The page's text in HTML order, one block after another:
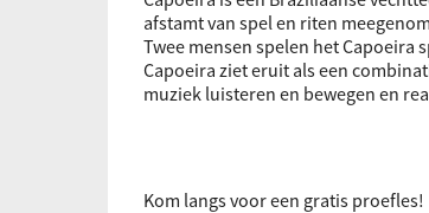
afstamt van spel en riten
Twee mensen spelen het Capoeira
Capoeira ziet eruit als een
muziek luisteren en bewegen en
Kom langs voor een gratis proefles!